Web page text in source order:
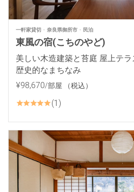
一軒家貸切 奈良県御所市 民泊
東風の宿(こちのやど)
美しい木造建築と苔庭 屋上テ
歴史的なまちなみ
¥98,670/部屋 （税込）
1